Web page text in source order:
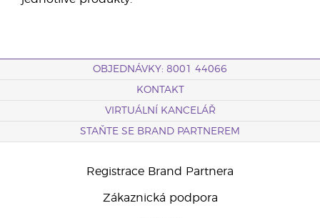
OBJEDNÁVKY: 8001 44066
KONTAKT
VIRTUÁLNÍ KANCELÁŘ
STAŇTE SE BRAND PARTNEREM
Registrace Brand Partnera
Zákaznická podpora